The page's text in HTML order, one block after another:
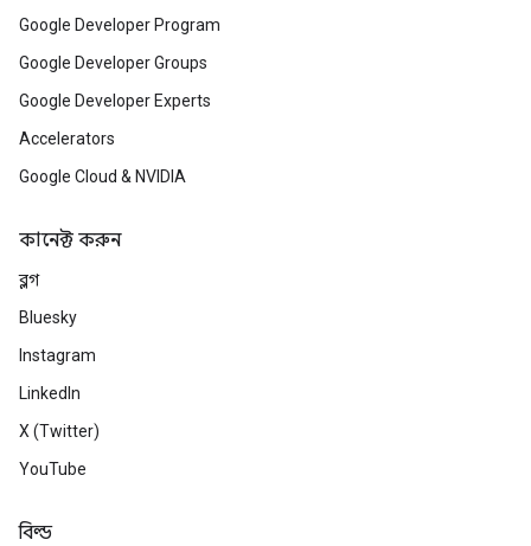
Google Developer Program
Google Developer Groups
Google Developer Experts
Accelerators
Google Cloud & NVIDIA
কানেক্ট করুন
ব্লগ
Bluesky
Instagram
LinkedIn
X (Twitter)
YouTube
বিল্ড